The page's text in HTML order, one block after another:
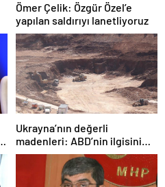
Ömer Çelik: Özgür Özel’e
yapılan saldırıyı lanetliyoruz
Ukrayna’nın değerli
madenleri: ABD’nin ilgisini
çeken kritik kaynaklar